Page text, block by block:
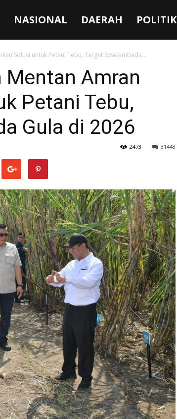
NASIONAL DAERAH POLITIK
Solusi untuk Petani Tebu, Target Swasembada...
Mentan Amran
Petani Tebu,
Gula di 2026
31448
2473